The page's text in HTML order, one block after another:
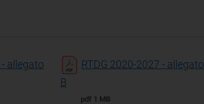
- allegato
RTDG 2020-2027 - allegato
B
pdf 1 MB